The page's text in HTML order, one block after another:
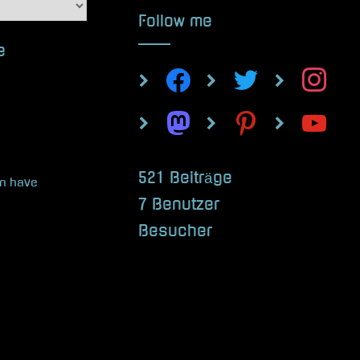
have
Follow me
facebook twitter instagram
mastodon pinterest youtube
521 Beiträge
7 Benutzer
Besucher